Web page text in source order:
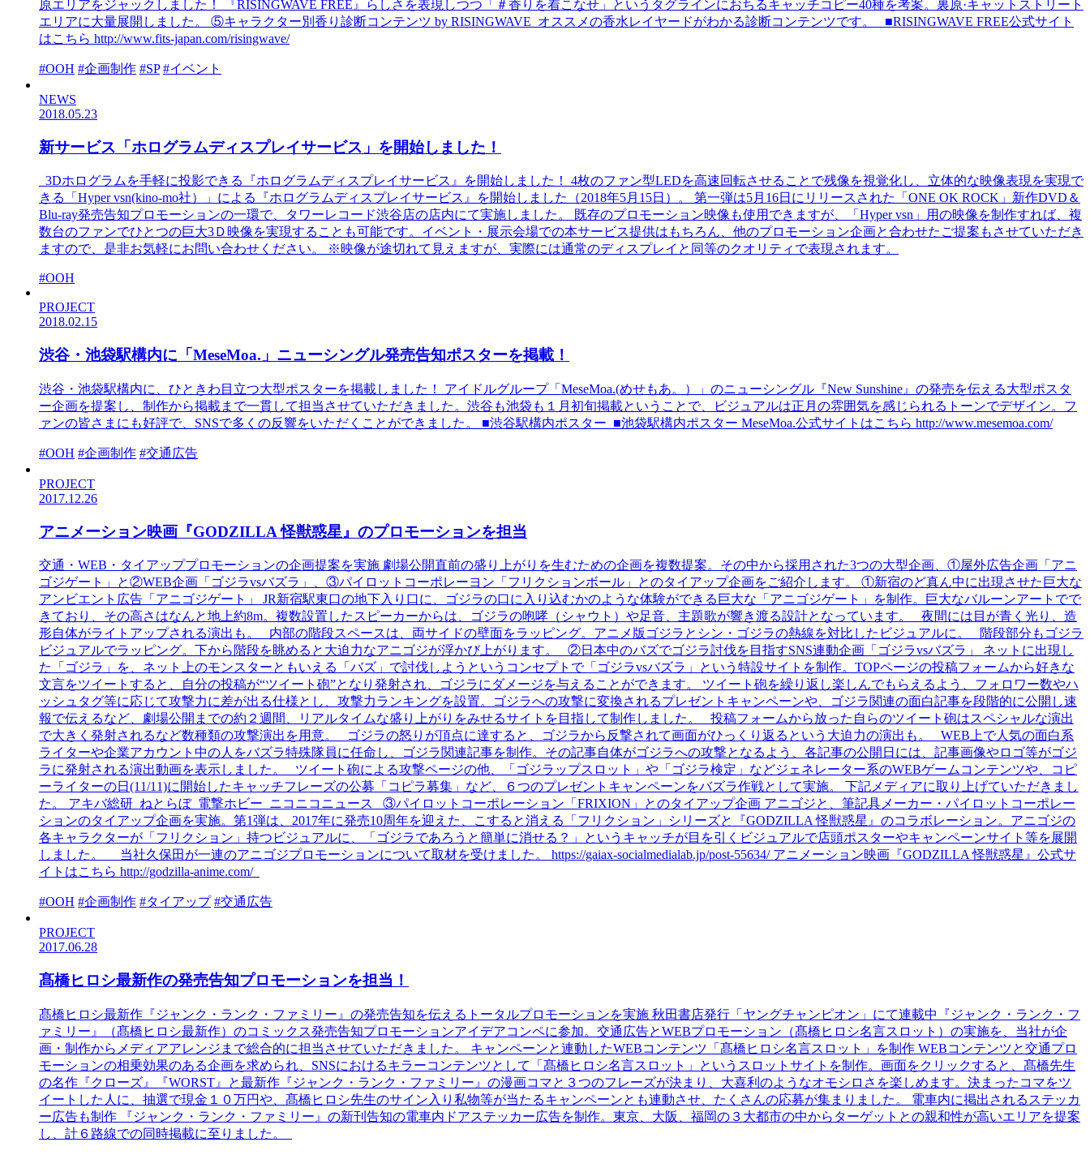
原エリアをジャックしました！ 『RISINGWAVE FREE』らしさを表現しつつ「＃香りを着こなせ」というタグラインにおちるキャッチコピー40種を考案。裏原·キャットストリート
エリアに大量展開しました。 ⑤キャラクター別香り診断コンテンツ by RISINGWAVE オススメの香水レイヤードがわかる診断コンテンツです。 ■RISINGWAVE FREE公式サイト
はこちら http://www.fits-japan.com/risingwave/
#OOH #企画制作 #SP #イベント
NEWS
2018.05.23
新サービス「ホログラムディスプレイサービス」を開始しました！
3Dホログラムを手軽に投影できる『ホログラムディスプレイサービス』を開始しました！ 4枚のファン型LEDを高速回転させることで残像を視覚化し、立体的な映像表現を実現で
きる「Hyper vsn(kino-mo社）」による『ホログラムディスプレイサービス』を開始しました（2018年5月15日）。 第一弾は5月16日にリリースされた「ONE OK ROCK」新作DVD＆
Blu-ray発売告知プロモーションの一環で、タワーレコード渋谷店の店内にて実施しました。 既存のプロモーション映像も使用できますが、「Hyper vsn」用の映像を制作すれば、複
数台のファンでひとつの巨大3Ｄ映像を実現することも可能です。イベント・展示会場での本サービス提供はもちろん、他のプロモーション企画と合わせたご提案もさせていただき
ますので、是非お気軽にお問い合わせください。 ※映像が途切れて見えますが、実際には通常のディスプレイと同等のクオリティで表現されます。
#OOH
PROJECT
2018.02.15
渋谷・池袋駅構内に「MeseMoa.」ニューシングル発売告知ポスターを掲載！
渋谷・池袋駅構内に、ひときわ目立つ大型ポスターを掲載しました！ アイドルグループ「MeseMoa.(めせもあ。）」のニューシングル『New Sunshine』の発売を伝える大型ポスタ
ー企画を提案し、制作から掲載まで一貫して担当させていただきました。渋谷も池袋も１月初旬掲載ということで、ビジュアルは正月の雰囲気を感じられるトーンでデザイン。フ
ァンの皆さまにも好評で、SNSで多くの反響をいただくことができました。 ■渋谷駅構内ポスター ■池袋駅構内ポスター MeseMoa.公式サイトはこちら http://www.mesemoa.com/
#OOH #企画制作 #交通広告
PROJECT
2017.12.26
アニメーション映画『GODZILLA 怪獣惑星』のプロモーションを担当
交通・WEB・タイアッププロモーションの企画提案を実施 劇場公開直前の盛り上がりを生むための企画を複数提案。その中から採用された3つの大型企画、①屋外広告企画「アニ
ゴジゲート」と②WEB企画「ゴジラvsバズラ」、③パイロットコーポレーヨン「フリクションボール」とのタイアップ企画をご紹介します。 ①新宿のど真ん中に出現させた巨大な
アンビエント広告「アニゴジゲート」 JR新宿駅東口の地下入り口に、ゴジラの口に入り込むかのような体験ができる巨大な「アニゴジゲート」を制作。巨大なバルーンアートでで
きており、その高さはなんと地上約8m。複数設置したスピーカーからは、ゴジラの咆哮（シャウト）や足音、主題歌が響き渡る設計となっています。 夜間には目が青く光り、造
形自体がライトアップされる演出も。 内部の階段スペースは、両サイドの壁面をラッピング。アニメ版ゴジラとシン・ゴジラの熱線を対比したビジュアルに。 階段部分もゴジラ
ビジュアルでラッピング。下から階段を眺めると大迫力なアニゴジが浮かび上がります。 ②日本中のバズでゴジラ討伐を目指すSNS連動企画「ゴジラvsバズラ」 ネットに出現し
た「ゴジラ」を、ネット上のモンスターともいえる「バズ」で討伐しようというコンセプトで「ゴジラvsバズラ」という特設サイトを制作。TOPページの投稿フォームから好きな
文言をツイートすると、自分の投稿が“ツイート砲”となり発射され、ゴジラにダメージを与えることができます。 ツイート砲を繰り返し楽しんでもらえるよう、フォロワー数やハ
ッシュタグ等に応じて攻撃力に差が出る仕様とし、攻撃力ランキングを設置。ゴジラへの攻撃に変換されるプレゼントキャンペーンや、ゴジラ関連の面白記事を段階的に公開し速
報で伝えるなど、劇場公開までの約２週間、リアルタイムな盛り上がりをみせるサイトを目指して制作しました。 投稿フォームから放った自らのツイート砲はスペシャルな演出
で大きく発射されるなど数種類の攻撃演出を用意。 ゴジラの怒りが頂点に達すると、ゴジラから反撃されて画面がひっくり返るという大迫力の演出も。 WEB上で人気の面白系
ライターや企業アカウント中の人をバズラ特殊隊員に任命し、ゴジラ関連記事を制作。その記事自体がゴジラへの攻撃となるよう、各記事の公開日には、記事画像やロゴ等がゴジ
ラに発射される演出動画を表示しました。 ツイート砲による攻撃ページの他、「ゴジラップスロット」や「ゴジラ検定」などジェネレーター系のWEBゲームコンテンツや、コピ
ーライターの日(11/11)に開始したキャッチフレーズの公募「コピラ募集」など、６つのプレゼントキャンペーンをバズラ作戦として実施。 下記メディアに取り上げていただきまし
た。 アキバ総研 ねとらぼ 電撃ホビー ニコニコニュース ③パイロットコーポレーション「FRIXION」とのタイアップ企画 アニゴジと、筆記具メーカー・パイロットコーポレー
ションのタイアップ企画を実施。第1弾は、2017年に発売10周年を迎えた、こすると消える「フリクション」シリーズと『GODZILLA 怪獣惑星』のコラボレーション。アニゴジの
各キャラクターが「フリクション」持つビジュアルに、「ゴジラであろうと簡単に消せる？」というキャッチが目を引くビジュアルで店頭ポスターやキャンペーンサイト等を展開
しました。 当社久保田が一連のアニゴジプロモーションについて取材を受けました。 https://gaiax-socialmedialab.jp/post-55634/ アニメーション映画『GODZILLA 怪獣惑星』公式サ
イトはこちら http://godzilla-anime.com/
#OOH #企画制作 #タイアップ #交通広告
PROJECT
2017.06.28
髙橋ヒロシ最新作の発売告知プロモーションを担当！
髙橋ヒロシ最新作『ジャンク・ランク・ファミリー』の発売告知を伝えるトータルプロモーションを実施 秋田書店発行「ヤングチャンピオン」にて連載中『ジャンク・ランク・フ
ァミリー』（髙橋ヒロシ最新作）のコミックス発売告知プロモーションアイデアコンペに参加。交通広告とWEBプロモーション（髙橋ヒロシ名言スロット）の実施を、当社が企
画・制作からメディアアレンジまで総合的に担当させていただきました。 キャンペーンと連動したWEBコンテンツ「髙橋ヒロシ名言スロット」を制作 WEBコンテンツと交通プロ
モーションの相乗効果のある企画を求められ、SNSにおけるキラーコンテンツとして「髙橋ヒロシ名言スロット」というスロットサイトを制作。画面をクリックすると、髙橋先生
の名作『クローズ』『WORST』と最新作『ジャンク・ランク・ファミリー』の漫画コマと３つのフレーズが決まり、大喜利のようなオモシロさを楽しめます。決まったコマをツ
イートした人に、抽選で現金１０万円や、髙橋ヒロシ先生のサイン入り私物等が当たるキャンペーンとも連動させ、たくさんの応募が集まりました。 電車内に掲出されるステッカ
ー広告も制作 『ジャンク・ランク・ファミリー』の新刊告知の電車内ドアステッカー広告を制作。東京、大阪、福岡の３大都市の中からターゲットとの親和性が高いエリアを提案
し、計６路線での同時掲載に至りました。